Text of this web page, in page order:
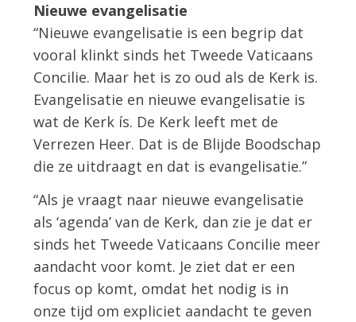
Nieuwe evangelisatie
“Nieuwe evangelisatie is een begrip dat
vooral klinkt sinds het Tweede Vaticaans
Concilie. Maar het is zo oud als de Kerk is.
Evangelisatie en nieuwe evangelisatie is
wat de Kerk ís. De Kerk leeft met de
Verrezen Heer. Dat is de Blijde Boodschap
die ze uitdraagt en dat is evangelisatie.”
“Als je vraagt naar nieuwe evangelisatie
als ‘agenda’ van de Kerk, dan zie je dat er
sinds het Tweede Vaticaans Concilie meer
aandacht voor komt. Je ziet dat er een
focus op komt, omdat het nodig is in
onze tijd om expliciet aandacht te geven